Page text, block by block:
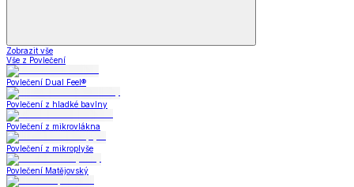
Zobrazit vše
Vše z Povlečení
Povlečení Dual Feel®
Povlečení z hladké bavlny
Povlečení z mikrovlákna
Povlečení z mikroplyše
Povlečení Matějovský